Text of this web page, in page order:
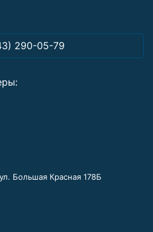
290-05-79
Большая Красная 178Б